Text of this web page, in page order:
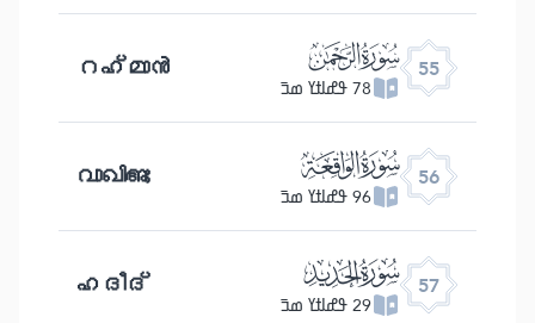
55 ﯤ
78 ߟߝߊߙߌ ߘߏ߫ റഹ്മാൻ
56 ﯥ
96 ߟߝߊߙߌ ߘߏ߫ വാഖിഅഃ
57 ﯦ
29 ߟߝߊߙߌ ߘߏ߫ ഹദീദ്